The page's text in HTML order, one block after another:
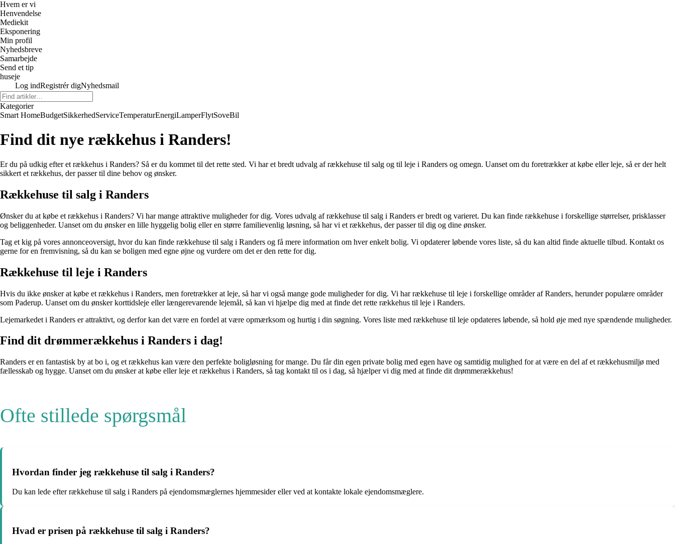
Hvem er vi
Henvendelse
Mediekit
Eksponering
Min profil
Nyhedsbreve
Samarbejde
Send et tip
huseje
Log indRegistrér digNyhedsmail
Kategorier
Smart HomeBudgetSikkerhedServiceTemperaturEnergiLamperFlytSoveBil
Find dit nye rækkehus i Randers!
Er du på udkig efter et rækkehus i Randers? Så er du kommet til det rette sted. Vi har et bredt udvalg af rækkehuse til salg og til leje i Randers og omegn. Uanset om du foretrækker at købe eller leje, så er der helt
sikkert et rækkehus, der passer til dine behov og ønsker.
Rækkehuse til salg i Randers
Ønsker du at købe et rækkehus i Randers? Vi har mange attraktive muligheder for dig. Vores udvalg af rækkehuse til salg i Randers er bredt og varieret. Du kan finde rækkehuse i forskellige størrelser, prisklasser
og beliggenheder. Uanset om du ønsker en lille hyggelig bolig eller en større familievenlig løsning, så har vi et rækkehus, der passer til dig og dine ønsker.
Tag et kig på vores annonceoversigt, hvor du kan finde rækkehuse til salg i Randers og få mere information om hver enkelt bolig. Vi opdaterer løbende vores liste, så du kan altid finde aktuelle tilbud. Kontakt os
gerne for en fremvisning, så du kan se boligen med egne øjne og vurdere om det er den rette for dig.
Rækkehuse til leje i Randers
Hvis du ikke ønsker at købe et rækkehus i Randers, men foretrækker at leje, så har vi også mange gode muligheder for dig. Vi har rækkehuse til leje i forskellige områder af Randers, herunder populære områder
som Paderup. Uanset om du ønsker korttidsleje eller længerevarende lejemål, så kan vi hjælpe dig med at finde det rette rækkehus til leje i Randers.
Lejemarkedet i Randers er attraktivt, og derfor kan det være en fordel at være opmærksom og hurtig i din søgning. Vores liste med rækkehuse til leje opdateres løbende, så hold øje med nye spændende muligheder.
Find dit drømmerækkehus i Randers i dag!
Randers er en fantastisk by at bo i, og et rækkehus kan være den perfekte boligløsning for mange. Du får din egen private bolig med egen have og samtidig mulighed for at være en del af et rækkehusmiljø med
fællesskab og hygge. Uanset om du ønsker at købe eller leje et rækkehus i Randers, så tag kontakt til os i dag, så hjælper vi dig med at finde dit drømmerækkehus!
Ofte stillede spørgsmål
Hvordan finder jeg rækkehuse til salg i Randers?
Du kan lede efter rækkehuse til salg i Randers på ejendomsmæglernes hjemmesider eller ved at kontakte lokale ejendomsmæglere.
Hvad er prisen på rækkehuse til salg i Randers?